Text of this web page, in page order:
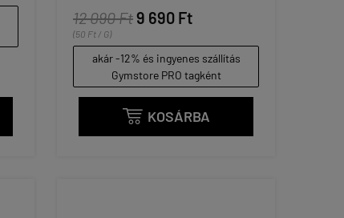
12 090 Ft9 690 Ft
(50 Ft / G)
akár -12% és ingyenes szállítás
Gymstore PRO tagként
 KOSÁRBA